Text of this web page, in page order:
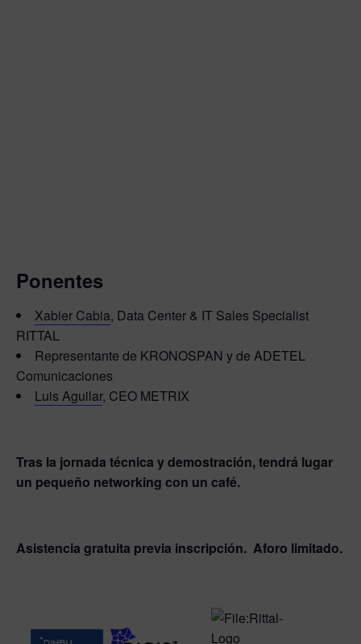
Ponentes
Xabier Cabia, Data Center & IT Sales Specialist
RITTAL
Representante de KRONOSPAN y de ADETEL
Comunicaciones
Luis Aguilar, CEO METRIX
Tras la jornada técnica y demostración, tendrá lugar
un pequeño networking con un café.
Asistencia gratuita previa inscripción. Aforo limitado.